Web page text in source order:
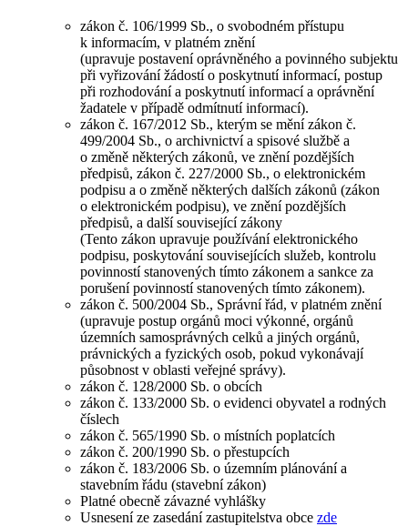
zákon č. 106/1999 Sb., o svobodném přístupu
k informacím, v platném znění
(upravuje postavení oprávněného a povinného subjektu
při vyřizování žádostí o poskytnutí informací, postup
při rozhodování a poskytnutí informací a oprávnění
žadatele v případě odmítnutí informací).
zákon č. 167/2012 Sb., kterým se mění zákon č.
499/2004 Sb., o archivnictví a spisové službě a
o změně některých zákonů, ve znění pozdějších
předpisů, zákon č. 227/2000 Sb., o elektronickém
podpisu a o změně některých dalších zákonů (zákon
o elektronickém podpisu), ve znění pozdějších
předpisů, a další související zákony
(Tento zákon upravuje používání elektronického
podpisu, poskytování souvisejících služeb, kontrolu
povinností stanovených tímto zákonem a sankce za
porušení povinností stanovených tímto zákonem).
zákon č. 500/2004 Sb., Správní řád, v platném znění
(upravuje postup orgánů moci výkonné, orgánů
územních samosprávných celků a jiných orgánů,
právnických a fyzických osob, pokud vykonávají
působnost v oblasti veřejné správy).
zákon č. 128/2000 Sb. o obcích
zákon č. 133/2000 Sb. o evidenci obyvatel a rodných
číslech
zákon č. 565/1990 Sb. o místních poplatcích
zákon č. 200/1990 Sb. o přestupcích
zákon č. 183/2006 Sb. o územním plánování a
stavebním řádu (stavební zákon)
Platné obecně závazné vyhlášky
Usnesení ze zasedání zastupitelstva obce zde